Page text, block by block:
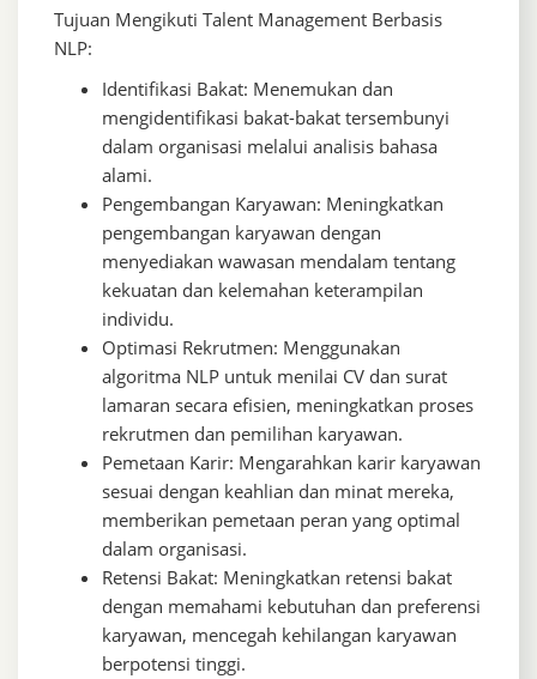
Tujuan Mengikuti Talent Management Berbasis
NLP:
Identifikasi Bakat: Menemukan dan
mengidentifikasi bakat-bakat tersembunyi
dalam organisasi melalui analisis bahasa
alami.
Pengembangan Karyawan: Meningkatkan
pengembangan karyawan dengan
menyediakan wawasan mendalam tentang
kekuatan dan kelemahan keterampilan
individu.
Optimasi Rekrutmen: Menggunakan
algoritma NLP untuk menilai CV dan surat
lamaran secara efisien, meningkatkan proses
rekrutmen dan pemilihan karyawan.
Pemetaan Karir: Mengarahkan karir karyawan
sesuai dengan keahlian dan minat mereka,
memberikan pemetaan peran yang optimal
dalam organisasi.
Retensi Bakat: Meningkatkan retensi bakat
dengan memahami kebutuhan dan preferensi
karyawan, mencegah kehilangan karyawan
berpotensi tinggi.